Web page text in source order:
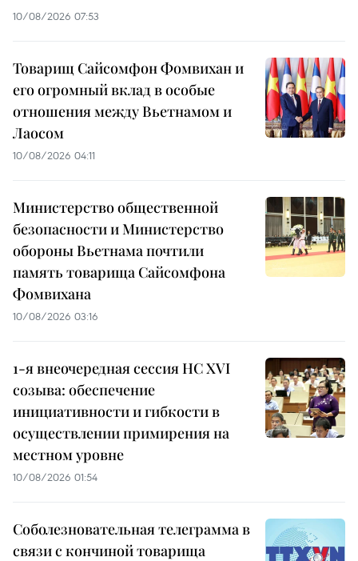
10/08/2026 07:53
Товарищ Сайсомфон Фомвихан и
его огромный вклад в особые
отношения между Вьетнамом и
Лаосом
10/08/2026 04:11
Министерство общественной
безопасности и Министерство
обороны Вьетнама почтили
память товарища Сайсомфона
Фомвихана
10/08/2026 03:16
1-я внеочередная сессия НС XVI
созыва: обеспечение
инициативности и гибкости в
осуществлении примирения на
местном уровне
10/08/2026 01:54
Соболезновательная телеграмма в
связи с кончиной товарища